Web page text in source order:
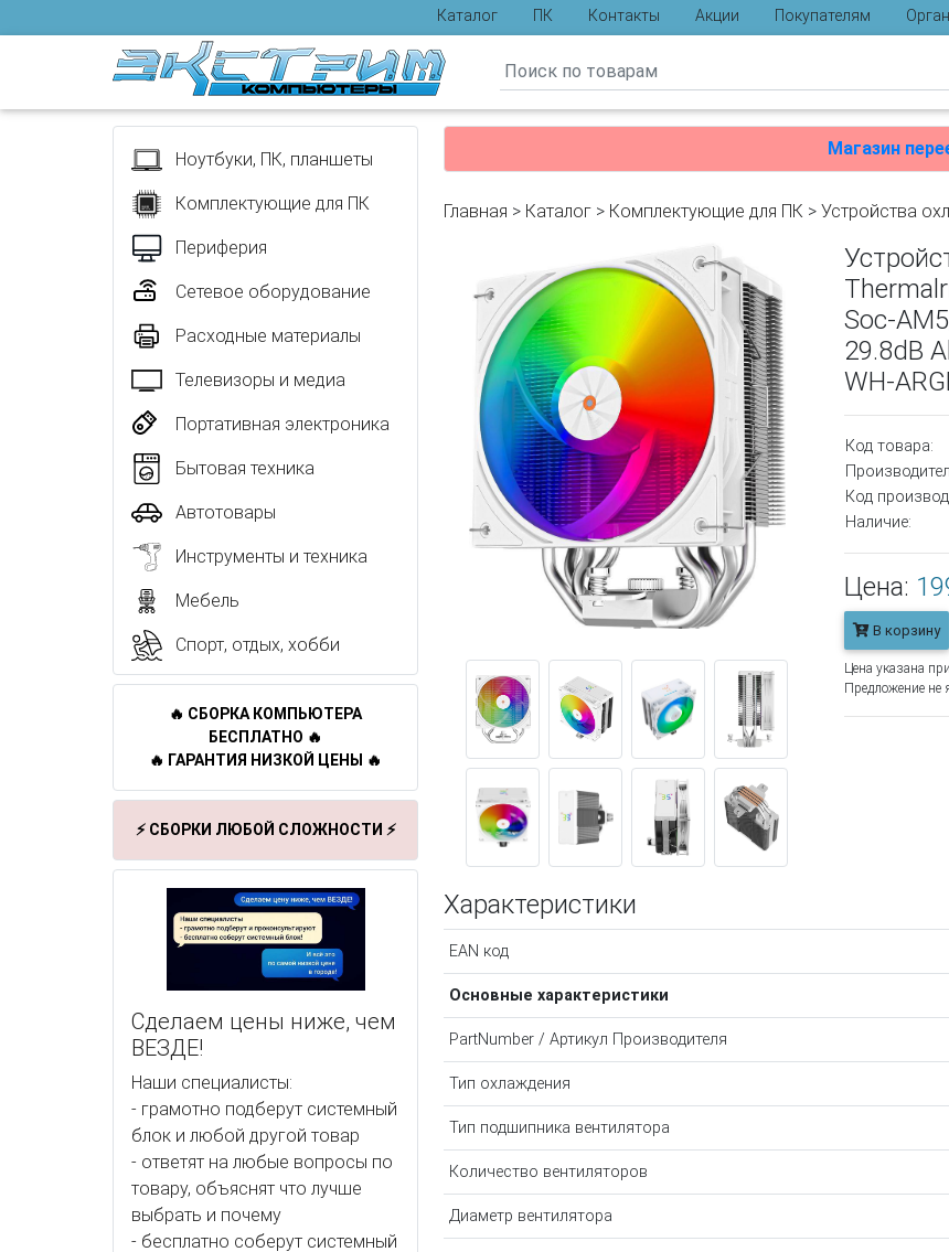
Каталог ПК Контакты Акции Покупателям
Отзывы
Ноутбуки, ПК, планшеты
Комплектующие для ПК
Периферия
Сетевое оборудование
Расходные материалы
Телевизоры и медиа
Портативная электроника
Бытовая техника
Автотовары
Инструменты и техника
Мебель
Спорт, отдых, хобби
🔥 СБОРКА КОМПЬЮТЕРА
БЕСПЛАТНО 🔥
🔥 ГАРАНТИЯ НИЗКОЙ ЦЕНЫ 🔥
⚡ СБОРКИ ЛЮБОЙ СЛОЖНОСТИ ⚡
Сделаем цены ниже, чем
ВЕЗДЕ!
Наши специалисты:
- грамотно подберут системный
блок и любой другой товар
- ответят на любые вопросы по
товару, объяснят что лучше
выбрать и почему
- бесплатно соберут системный
Магазин
Главная > Каталог > Комплектующие для ПК > Устройства
Soc-
29.8dB
WH-
Код товара:
Код
Наличие:
Цена:
В корзину
Цена указана
Предложение не
Характеристики
EAN код
Основные характеристики
PartNumber / Артикул Производителя
Тип охлаждения
Тип подшипника вентилятора
Количество вентиляторов
Диаметр вентилятора